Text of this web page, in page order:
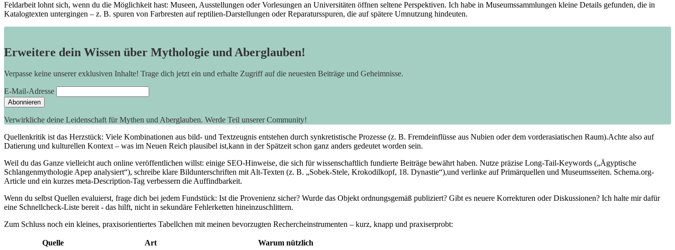
Feldarbeit lohnt sich, wenn du die Möglichkeit hast: ​Museen, Ausstellungen oder Vorlesungen an ‍Universitäten öffnen seltene Perspektiven. Ich habe in ​Museumssammlungen kleine Details gefunden, die in
Katalogtexten untergingen – ⁣z. B.⁤ spuren von Farbresten⁣ auf‍ reptilien-Darstellungen oder ‌Reparatursspuren, die auf ‌spätere Umnutzung hindeuten.
Erweitere dein Wissen über Mythologie und Aberglauben!
Verpasse keine unserer exklusiven Inhalte! Trage dich jetzt ein und erhalte Zugriff auf die neuesten Beiträge und Geheimnisse.
E-Mail-Adresse
Verwirkliche deine Leidenschaft für Mythen und Aberglauben. Werde Teil unserer Community!
Quellenkritik ist das Herzstück: Viele Kombinationen aus bild- und ‌Textzeugnis entstehen durch synkretistische Prozesse (z. B. Fremdeinflüsse aus Nubien⁤ oder​ dem vorderasiatischen Raum).Achte also auf
‌Datierung⁢ und ‍kulturellen Kontext – ‍was⁢ im Neuen Reich plausibel ist,kann in ​der Spätzeit schon ganz anders gedeutet​ worden sein.
Weil du das‌ Ganze vielleicht auch online veröffentlichen willst: einige SEO-Hinweise, die sich⁢ für wissenschaftlich fundierte Beiträge ⁣bewährt haben.⁣ Nutze präzise Long-Tail-Keywords ‌(„Ägyptische
Schlangenmythologie Apep analysiert“), schreibe klare Bildunterschriften mit Alt-Texten (z. ‍B. „Sobek-Stele, Krokodilkopf,‌ 18. Dynastie“),und verlinke auf Primärquellen und Museumsseiten. Schema.org-
Article und ein kurzes‍ meta-Description-Tag verbessern die⁢ Auffindbarkeit.
Wenn du selbst Quellen evaluierst, frage dich bei jedem Fundstück:⁢ Ist ‌die Provenienz sicher? Wurde das Objekt ordnungsgemäß publiziert? Gibt es neuere Korrekturen⁢ oder ‍Diskussionen? Ich halte ⁤mir dafür⁢
eine Schnellcheck-Liste bereit ​- das hilft, nicht in sekundäre​ Fehlerketten hineinzuschlittern.
Zum Schluss noch⁣ ein kleines, praxisorientiertes Tabellchen mit meinen bevorzugten ‍Rechercheinstrumenten⁤ – ⁢kurz, knapp und praxiserprobt:
Quelle Art
Warum nützlich